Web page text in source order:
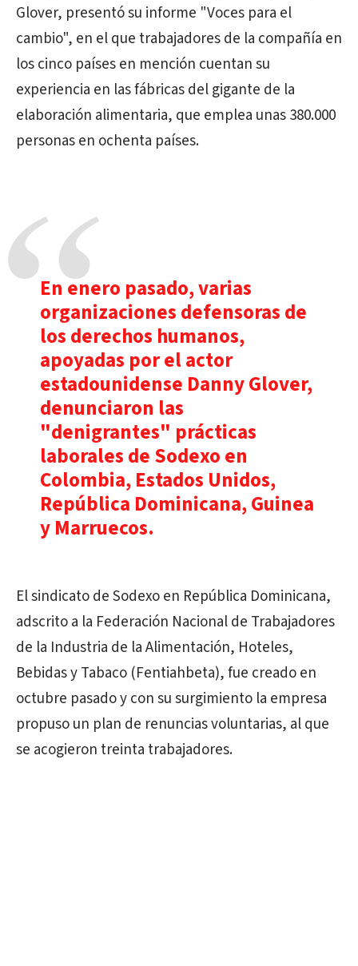
Glover, presentó su informe "Voces para el
cambio", en el que trabajadores de la compañía en
los cinco países en mención cuentan su
experiencia en las fábricas del gigante de la
elaboración alimentaria, que emplea unas 380.000
personas en ochenta países.
En enero pasado, varias
organizaciones defensoras de
los derechos humanos,
apoyadas por el actor
estadounidense Danny Glover,
denunciaron las
"denigrantes" prácticas
laborales de Sodexo en
Colombia, Estados Unidos,
República Dominicana, Guinea
y Marruecos.
El sindicato de Sodexo en República Dominicana,
adscrito a la Federación Nacional de Trabajadores
de la Industria de la Alimentación, Hoteles,
Bebidas y Tabaco (Fentiahbeta), fue creado en
octubre pasado y con su surgimiento la empresa
propuso un plan de renuncias voluntarias, al que
se acogieron treinta trabajadores.